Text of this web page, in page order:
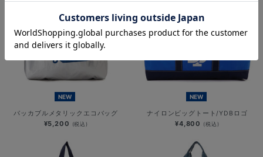
NEW
パッカブルメタリックエコバッグ
¥5,200 (税込)
NEW
ナイロンビッグトート/YDBロゴ
¥4,800 (税込)